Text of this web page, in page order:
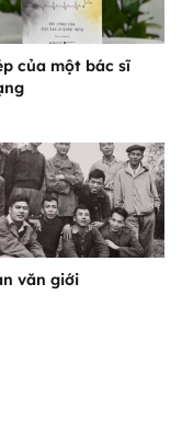
của một bác sĩ
văn giới